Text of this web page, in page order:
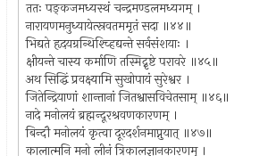
ततः पङ्कजमध्यस्थं चन्द्रमण्डलमध्यगम् ।
नारायणमनुध्यायेत्स्रवतममृतं सदा ॥४४॥
भिद्यते हृदयग्रन्थिश्च्हिद्यन्ते सर्वसंशयाः ।
क्षीयन्ते चास्य कर्माणि तस्मिद्नृष्टे परावरे ॥४५॥
अथ सिद्धिं प्रवक्ष्यामि सुखोपायं सुरेश्वर ।
जितेन्द्रियाणां शान्तानां जितश्वासविचेतसाम् ॥४६॥
नादे मनोलयं ब्रह्मन्दूरश्रवणकारणम् ।
बिन्दौ मनोलयं कृत्वा दूरदर्शनमाप्नुयात् ॥४७॥
कालात्मनि मनो लीनं त्रिकालज्ञानकारणम् ।